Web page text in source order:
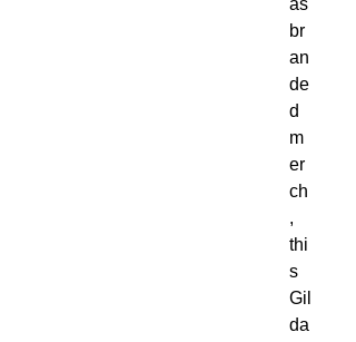
br
an
de
d
m
er
ch
,
thi
s
Gil
da